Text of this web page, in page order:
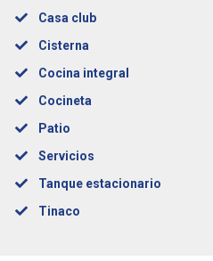
Casa club
Cisterna
Cocina integral
Cocineta
Patio
Servicios
Tanque estacionario
Tinaco